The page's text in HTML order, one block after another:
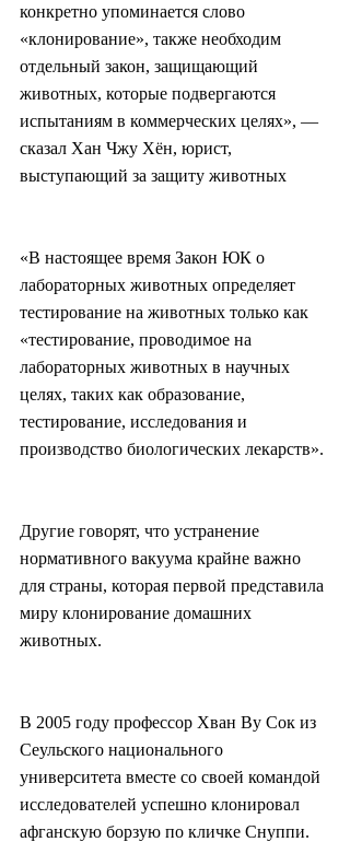
конкретно упоминается слово
«клонирование», также необходим
отдельный закон, защищающий
животных, которые подвергаются
испытаниям в коммерческих целях», —
сказал Хан Чжу Хён, юрист,
выступающий за защиту животных
«В настоящее время Закон ЮК о
лабораторных животных определяет
тестирование на животных только как
«тестирование, проводимое на
лабораторных животных в научных
целях, таких как образование,
тестирование, исследования и
производство биологических лекарств».
Другие говорят, что устранение
нормативного вакуума крайне важно
для страны, которая первой представила
миру клонирование домашних
животных.
В 2005 году профессор Хван Ву Сок из
Сеульского национального
университета вместе со своей командой
исследователей успешно клонировал
афганскую борзую по кличке Снуппи.